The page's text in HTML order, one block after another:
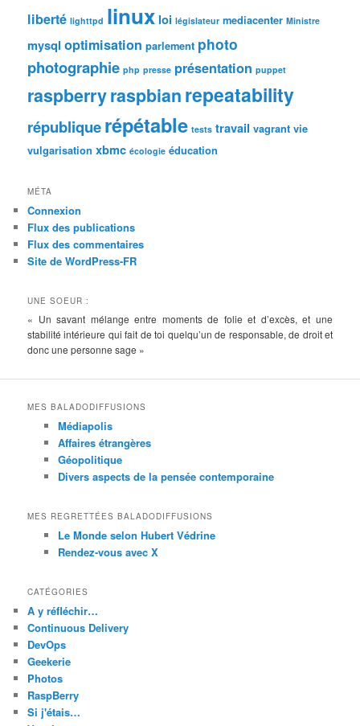
liberté lighttpd linux loi législateur mediacenter Ministre
mysql optimisation parlement photo
photographie php presse présentation puppet
raspberryraspbianrepeatability
républiquerépétable tests travail vagrant vie
vulgarisation xbmc écologie éducation
MÉTA
Connexion
Flux des publications
Flux des commentaires
Site de WordPress-FR
UNE SOEUR :
« Un savant mélange entre moments de folie et d’excès, et une
stabilité intérieure qui fait de toi quelqu’un de responsable, de droit et
donc une personne sage »
MES BALADODIFFUSIONS
Médiapolis
Affaires étrangères
Géopolitique
Divers aspects de la pensée contemporaine
MES REGRETTÉES BALADODIFFUSIONS
Le Monde selon Hubert Védrine
Rendez-vous avec X
CATÉGORIES
A y réfléchir…
Continuous Delivery
DevOps
Geekerie
Photos
RaspBerry
Si j'étais…